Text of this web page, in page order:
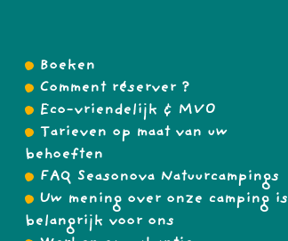
Boeken
Comment réserver ?
Eco-vriendelijk & MVO
Tarieven op maat van uw
behoeften
FAQ Seasonova Natuurcampings
Uw mening over onze camping is
belangrijk voor ons